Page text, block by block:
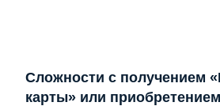
Сложности с получением
карты» или